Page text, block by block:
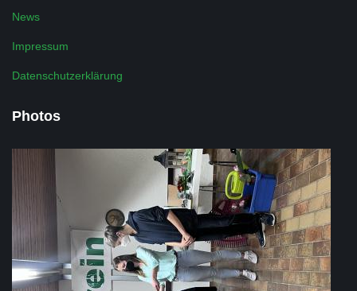
News
Impressum
Datenschutzerklärung
Photos